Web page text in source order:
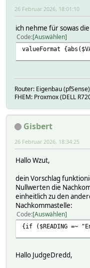
26 Februar 2026, 18:01:10
ich nehme für sowas
Code Auswählen
valueFormat
Router: Eigenbau (pfSense)
FHEM: Proxmox (DELL
Gisbert
26 Februar 2026, 18:34:25
Hallo Wzut,
dein Vorschlag
Nullwerten die
einheitlich zu den
Nachkommastelle:
Code Auswählen
{if ($READING =~
Hallo JudgeDredd,